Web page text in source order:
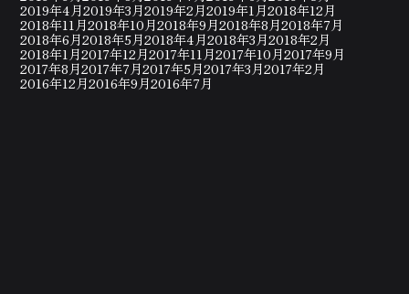
2019年4月2019年3月2019年2月2019年1月2018年12月
2018年11月2018年10月2018年9月2018年8月2018年7月
2018年6月2018年5月2018年4月2018年3月2018年2月
2018年1月2017年12月2017年11月2017年10月2017年9月
2017年8月2017年7月2017年5月2017年3月2017年2月
2016年12月2016年9月2016年7月